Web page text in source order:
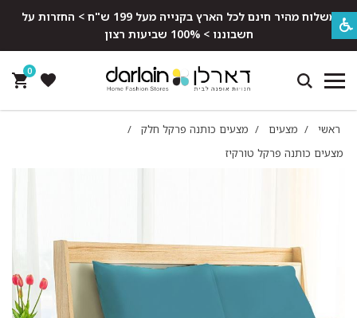
משלוח מהיר חינם לכל הארץ בקנייה מעל 199 ש"ח > החזרות על
חשבוננו > 100% שביעות רצון
0
ראשי / מצעים / מצעים כותנה פרקל חלק
/
מצעים כותנה פרקל טורקיז